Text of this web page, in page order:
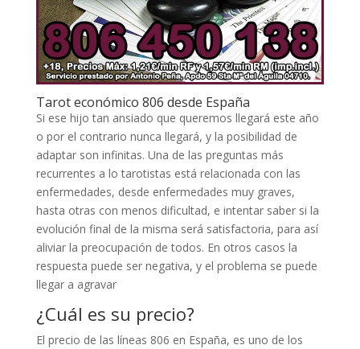
Tarot económico 806 desde España
Si ese hijo tan ansiado que queremos llegará este año
o por el contrario nunca llegará, y la posibilidad de
adaptar son infinitas. Una de las preguntas más
recurrentes a lo tarotistas está relacionada con las
enfermedades, desde enfermedades muy graves,
hasta otras con menos dificultad, e intentar saber si la
evolución final de la misma será satisfactoria, para así
aliviar la preocupación de todos. En otros casos la
respuesta puede ser negativa, y el problema se puede
llegar a agravar
¿Cuál es su precio?
El precio de las líneas 806 en España, es uno de los